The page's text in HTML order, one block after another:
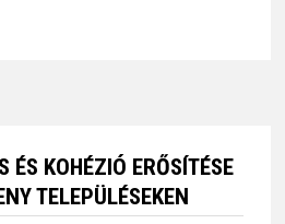
ÉS KOHÉZIÓ ERŐSÍTÉSE
TELEPÜLÉSEKEN